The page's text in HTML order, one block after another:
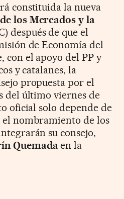
constituida la nueva
los Mercados y la
después de que el
de Economía del
con el apoyo del PP y
y catalanes, la
propuesta por el
del último viernes de
oficial solo depende de
el nombramiento de los
su consejo,
Quemada en la